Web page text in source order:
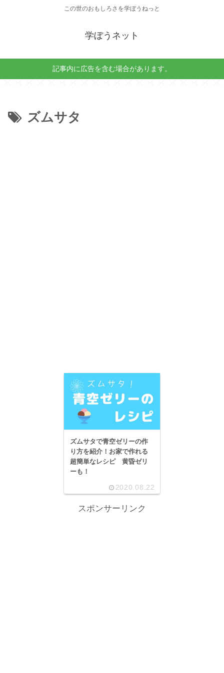
この世のおもしろさを学ぼうねっと
学ぼうネット
記事内に広告を含む場合があります。
ズムサタ
ズムサタで青空ゼリーの作
り方を紹介！お家で作れる
超簡単なレシピ 黄昏ゼリ
ーも！
2020.08.22
スポンサーリンク